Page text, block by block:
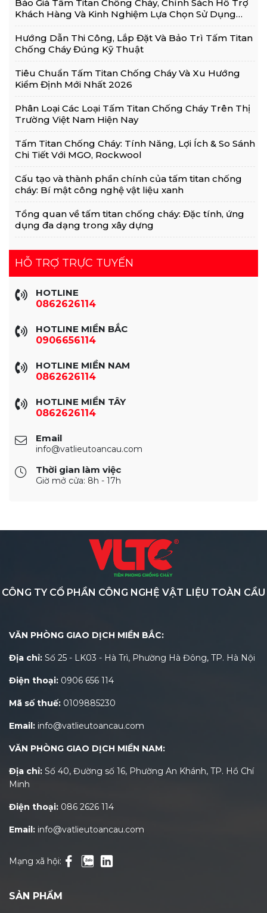
Báo Giá Tấm Titan Chống Cháy, Chính Sách Hỗ Trợ
Khách Hàng Và Kinh Nghiệm Lựa Chọn Sử Dụng
Hướng Dẫn Thi Công, Lắp Đặt Và Bảo Trì Tấm Titan
Chống Cháy Đúng Kỹ Thuật
Tiêu Chuẩn Tấm Titan Chống Cháy Và Xu Hướng
Kiểm Định Mới Nhất 2026
Phân Loại Các Loại Tấm Titan Chống Cháy Trên Thị
Trường Việt Nam Hiện Nay
Tấm Titan Chống Cháy: Tính Năng, Lợi Ích & So Sánh
Chi Tiết Với MGO, Rockwool
Cấu tạo và thành phần chính của tấm titan chống
cháy: Bí mật công nghệ vật liệu xanh
Tổng quan về tấm titan chống cháy: Đặc tính, ứng
dụng đa dạng trong xây dựng
HỖ TRỢ TRỰC TUYẾN
HOTLINE
0862626114
HOTLINE MIỀN BẮC
0906656114
HOTLINE MIỀN NAM
0862626114
HOTLINE MIỀN TÂY
0862626114
Email
info@vatlieutoancau.com
Thời gian làm việc
Giờ mở cửa: 8h - 17h
CÔNG TY CỔ PHẦN CÔNG NGHỆ VẬT LIỆU TOÀN CẦU
VĂN PHÒNG GIAO DỊCH MIỀN BẮC:
Địa chỉ: Số 25 - LK03 - Hà Trì, Phường Hà Đông, TP. Hà Nội
Điện thoại: 0906 656 114
Mã số thuế: 0109885230
Email: info@vatlieutoancau.com
VĂN PHÒNG GIAO DỊCH MIỀN NAM:
Địa chỉ: Số 40, Đường số 16, Phường An Khánh, TP. Hồ Chí
Minh
Điện thoại: 086 2626 114
Email: info@vatlieutoancau.com
Mạng xã hội:
SẢN PHẨM